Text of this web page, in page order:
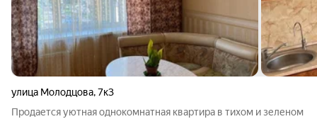
улица Молодцова,7к3
Продается уютная однокомнатная квартира в тихом и зеленом